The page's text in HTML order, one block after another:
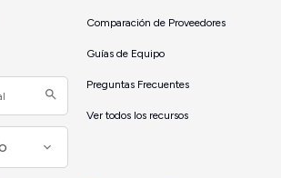
Comparación de Proveedores
Guías de Equipo
Preguntas Frecuentes
Ver todos los recursos